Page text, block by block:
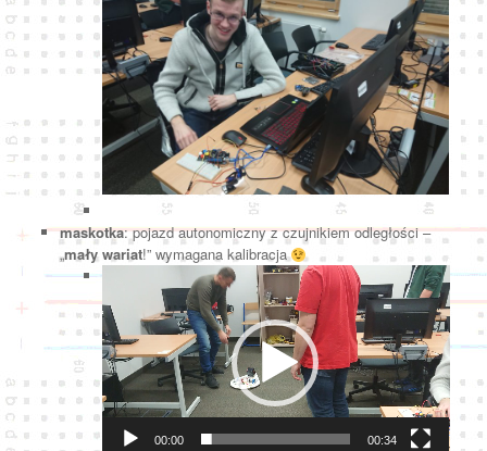
maskotka: pojazd autonomiczny z czujnikiem odległości –
„mały wariat!” wymagana kalibracja
Odtwarzacz
00:00 00:34